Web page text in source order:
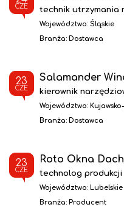
CZE technik utrzymania
Województwo: Śląskie
Branża: Dostawca
23
CZE
Salamander
kierownik
Województwo:
Branża: Dostawca
23
CZE
Roto Okna
technolog produkcji
Województwo: Lubelskie
Branża: Producent